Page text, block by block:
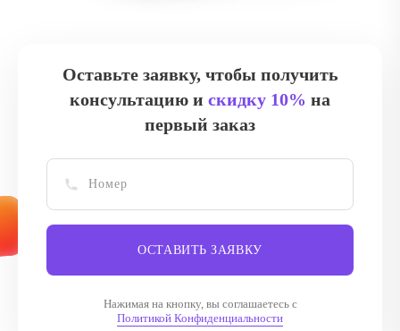
Оставьте заявку, чтобы получить
консультацию и скидку 10% на
первый заказ
ОСТАВИТЬ ЗАЯВКУ
Нажимая на кнопку, вы соглашаетесь с
Политикой Конфиденциальности